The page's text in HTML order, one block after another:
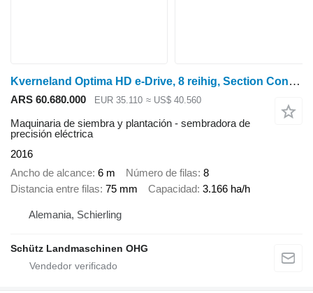
Kverneland Optima HD e-Drive, 8 reihig, Section Control
ARS 60.680.000 EUR 35.110 ≈ US$ 40.560
Maquinaria de siembra y plantación - sembradora de
precisión eléctrica
2016
Ancho de alcance 6 m Número de filas 8
Distancia entre filas 75 mm Capacidad 3.166 ha/h
Alemania, Schierling
Schütz Landmaschinen OHG